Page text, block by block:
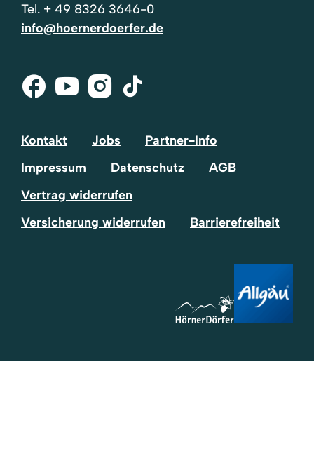
Tel. + 49 8326 3646-0
info@hoernerdoerfer.de
Facebook
Youtube
Instagram
Tik-
Kontakt Jobs
Partner-Info
Impressum
Datenschutz
AGB
Vertrag widerrufen
Versicherung widerrufen
Barrierefreiheit